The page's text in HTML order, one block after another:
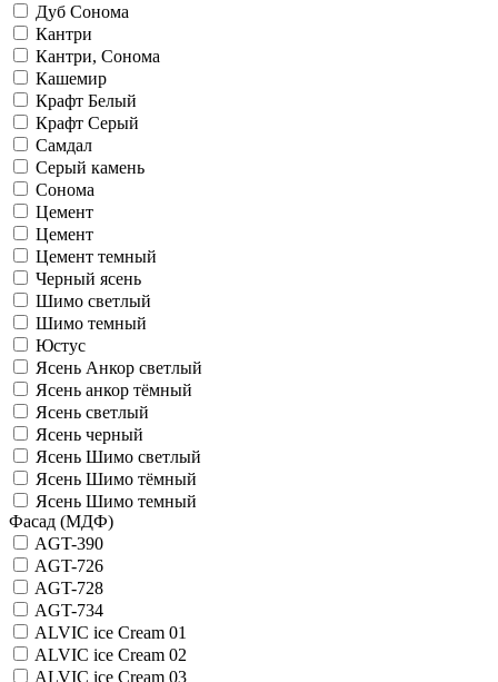
Дуб Сонома
Кантри
Кантри, Сонома
Кашемир
Крафт Белый
Крафт Серый
Самдал
Серый камень
Сонома
Цемент
Цемент
Цемент темный
Черный ясень
Шимо светлый
Шимо темный
Юстус
Ясень Анкор светлый
Ясень анкор тёмный
Ясень светлый
Ясень черный
Ясень Шимо светлый
Ясень Шимо тёмный
Ясень Шимо темный
Фасад (МДФ)
AGT-390
AGT-726
AGT-728
AGT-734
ALVIC iсе Cream 01
ALVIC iсе Cream 02
ALVIC iсе Cream 03